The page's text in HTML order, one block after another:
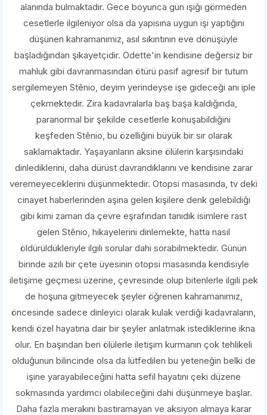
alanında bulmaktadır. Gece boyunca gün ışığı görmeden
cesetlerle ilgileniyor olsa da yapısına uygun işi yaptığını
düşünen kahramanımız, asıl sıkıntının eve dönüşüyle
başladığından şikayetçidir. Odette'in kendisine değersiz bir
mahluk gibi davranmasından ötürü pasif agresif bir tutum
sergilemeyen Stênio, deyim yerindeyse işe gideceği anı iple
çekmektedir. Zira kadavralarla baş başa kaldığında,
paranormal bir şekilde cesetlerle konuşabildiğini
keşfeden Stênio, bu özelliğini büyük bir sır olarak
saklamaktadır. Yaşayanların aksine ölülerin karşısındaki
dinlediklerini, daha dürüst davrandıklarını ve kendisine zarar
veremeyeceklerini düşünmektedir. Otopsi masasında, tv deki
cinayet haberlerinden aşina gelen kişilere denk gelebildiği
gibi kimi zaman da çevre eşrafından tanıdık isimlere rast
gelen Stênio, hikayelerini dinlemekte, hatta nasıl
öldürüldükleriyle ilgili sorular dahi sorabilmektedir. Günün
birinde azılı bir çete üyesinin otopsi masasında kendisiyle
iletişime geçmesi üzerine, çevresinde olup bitenlerle ilgili pek
de hoşuna gitmeyecek şeyler öğrenen kahramanımız,
öncesinde sadece dinleyici olarak kulak verdiği kadavraların,
kendi özel hayatına dair bir şeyler anlatmak istediklerine ikna
olur. En başından beri ölülerle iletişim kurmanın çok tehlikeli
olduğunun bilincinde olsa da lütfedilen bu yeteneğin belki de
işine yarayabileceğini hatta sefil hayatını çeki düzene
sokmasında yardımcı olabileceğini dahi düşünmeye başlar.
Daha fazla merakını bastıramayan ve aksiyon almaya karar